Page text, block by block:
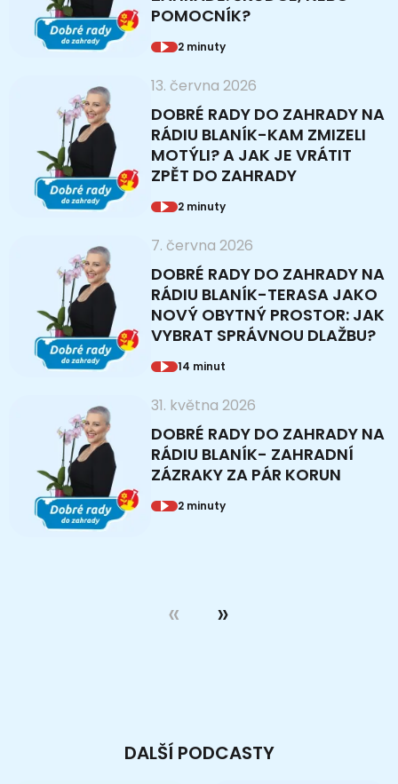
POMOCNÍK?
2 minuty
13. června 2026
DOBRÉ RADY DO ZAHRADY NA
RÁDIU BLANÍK-KAM ZMIZELI
MOTÝLI? A JAK JE VRÁTIT
ZPĚT DO ZAHRADY
2 minuty
7. června 2026
DOBRÉ RADY DO ZAHRADY NA
RÁDIU BLANÍK-TERASA JAKO
NOVÝ OBYTNÝ PROSTOR: JAK
VYBRAT SPRÁVNOU DLAŽBU?
14 minut
31. května 2026
DOBRÉ RADY DO ZAHRADY NA
RÁDIU BLANÍK- ZAHRADNÍ
ZÁZRAKY ZA PÁR KORUN
2 minuty
DALŠÍ PODCASTY